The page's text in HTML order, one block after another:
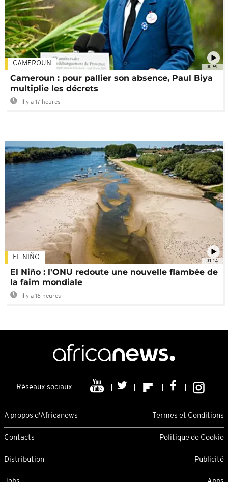
00:59
CAMEROUN
Cameroun : pour pallier son absence, Paul Biya
multiplie les décrets
Il y a 17 heures
01:14
EL NIÑO
El Niño : l'ONU redoute une nouvelle flambée de
la faim mondiale
Il y a 16 heures
Réseaux sociaux
A propos d'Africanews Termes et Conditions
Contacts Politique de Cookie
Distribution Publicité